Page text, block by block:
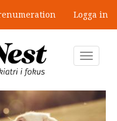
Logga in
Toggle
och